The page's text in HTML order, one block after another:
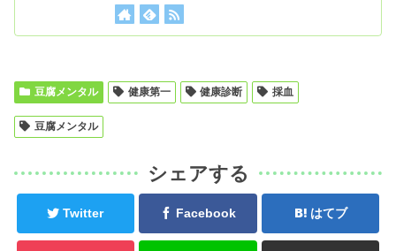
豆腐メンタル 健康第一 健康診断 採血
豆腐メンタル
シェアする
Twitter Facebook はてブ